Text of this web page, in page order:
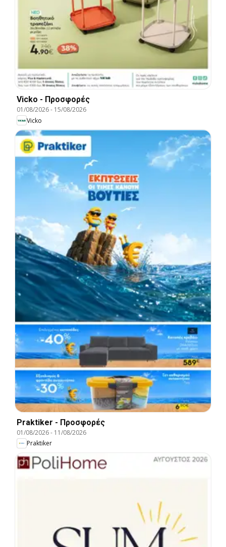
Vicko - Προσφορές
01/08/2026- 15/08/2026
Vicko
Praktiker - Προσφορές
01/08/2026- 11/08/2026
Praktiker